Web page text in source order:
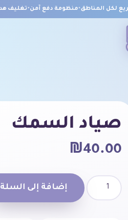
المناطق•منظومة دفع آمن•تغليف
صياد السمك
₪40.00
إضافة إلى السلة